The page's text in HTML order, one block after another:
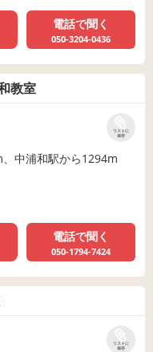
電話で聞く
050-3204-0436
教室
リストに
保存
中浦和駅から1294m
電話で聞く
050-1794-7424
リストに
保存